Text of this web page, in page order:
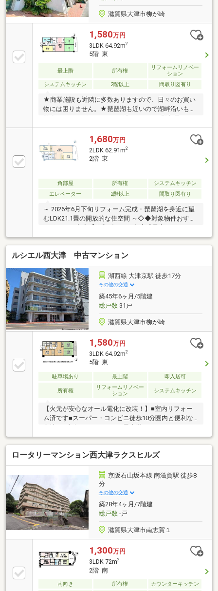
滋賀県大津市柳が崎
1,580万円
3LDK 64.92m2
5階 東
最上階 所有権
リフォームリノベー
ション
システムキッチン
2階以上 間取り図有り
★商業施設も近隣に多数ありますので、日々のお買い
物には困りません。★琵琶湖も近いので湖畔沿いもお
能です。是非一度素敵な室内をご体感ください！
1,680万円
2LDK 62.91m2
2階 東
角部屋 所有権
システムキッチン
エレベーター
2階以上 間取り図有り
～ 2026年6月下旬リフォーム完成・琵琶湖を身近に望
むLDK21.1畳の開放的な住空間 ～◇◆対象物件おすす
ム物件】 システムキッチンやユニットバス（1116）、
洗面化粧台、トイレといった主要な水回り設備を一
新。 全室のクロス・建具・フロアタイルの張替や、洗
面所・トイレのCF張替など、細部まで抜かりなくリフ
ォームを行います。 【琵琶湖を望むロケーションと
21.1畳の大空間】バルコニー（東側）からは、滋賀の
象徴である「琵琶湖」を望む開放的な眺望が広がりま
す。
ルシエル西大津 中古マンション
湖西線 大津京駅 徒歩17分
その他の交通
築45年6ヶ月/5階建
総戸数31戸
滋賀県大津市柳が崎
1,580万円
3LDK 64.92m2
5階 東
駐車場あり 最上階 即入居可
所有権
リフォームリノベー
ション
システムキッチン
【火元が安心なオール電化に改装！】■室内リフォー
ム済です■スーパー・コンビニ徒歩10分圏内と便利な
ロータリーマンション西大津ラクスヒルズ
京阪石山坂本線 南滋賀駅 徒歩8
分
その他の交通
築28年4ヶ月/7階建
総戸数-戸
滋賀県大津市南志賀１
1,300万円
3LDK 72m2
2階 南
南向き 所有権 カウンターキッチン